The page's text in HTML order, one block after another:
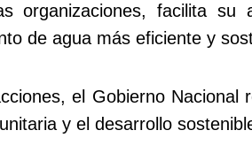
organizaciones, facilita su
de agua más eficiente y
el Gobierno
y el desarrollo